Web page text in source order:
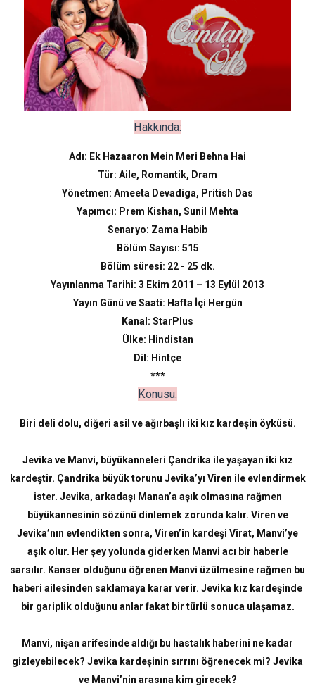
Hakkında:
Adı: Ek Hazaaron Mein Meri Behna Hai
Tür: Aile, Romantik, Dram
Yönetmen: Ameeta Devadiga, Pritish Das
Yapımcı: Prem Kishan, Sunil Mehta
Senaryo: Zama Habib
Bölüm Sayısı: 515
Bölüm süresi: 22 - 25 dk.
Yayınlanma Tarihi: 3 Ekim 2011 – 13 Eylül 2013
Yayın Günü ve Saati: Hafta İçi Hergün
Kanal: StarPlus
Ülke: Hindistan
Dil: Hintçe
***
Konusu:
Biri deli dolu, diğeri asil ve ağırbaşlı iki kız kardeşin öyküsü.
Jevika ve Manvi, büyükanneleri Çandrika ile yaşayan iki kız
kardeştir. Çandrika büyük torunu Jevika’yı Viren ile evlendirmek
ister. Jevika, arkadaşı Manan’a aşık olmasına rağmen
büyükannesinin sözünü dinlemek zorunda kalır. Viren ve
Jevika’nın evlendikten sonra, Viren’in kardeşi Virat, Manvi’ye
aşık olur. Her şey yolunda giderken Manvi acı bir haberle
sarsılır. Kanser olduğunu öğrenen Manvi üzülmesine rağmen bu
haberi ailesinden saklamaya karar verir. Jevika kız kardeşinde
bir gariplik olduğunu anlar fakat bir türlü sonuca ulaşamaz.
Manvi, nişan arifesinde aldığı bu hastalık haberini ne kadar
gizleyebilecek? Jevika kardeşinin sırrını öğrenecek mi? Jevika
ve Manvi’nin arasına kim girecek?